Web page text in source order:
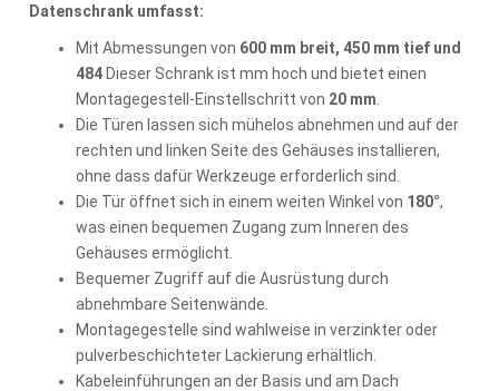
Datenschrank umfasst:
Mit Abmessungen von 600 mm breit, 450 mm tief und
484 Dieser Schrank ist mm hoch und bietet einen
Montagegestell-Einstellschritt von 20 mm
Die Türen lassen sich mühelos abnehmen und auf der
rechten und linken Seite des Gehäuses installieren,
ohne dass dafür Werkzeuge erforderlich sind.
Die Tür öffnet sich in einem weiten Winkel von 180°,
was einen bequemen Zugang zum Inneren des
Gehäuses ermöglicht.
Bequemer Zugriff auf die Ausrüstung durch
abnehmbare Seitenwände.
Montagegestelle sind wahlweise in verzinkter oder
pulverbeschichteter Lackierung erhältlich.
Kabeleinführungen an der Basis und am Dach